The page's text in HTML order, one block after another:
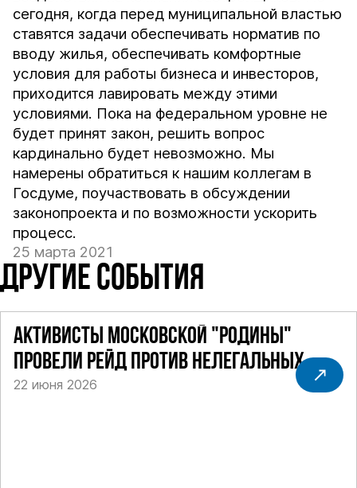
сегодня, когда перед муниципальной властью
ставятся задачи обеспечивать норматив по
вводу жилья, обеспечивать комфортные
условия для работы бизнеса и инвесторов,
приходится лавировать между этими
условиями. Пока на федеральном уровне не
будет принят закон, решить вопрос
кардинально будет невозможно. Мы
намерены обратиться к нашим коллегам в
Госдуме, поучаствовать в обсуждении
законопроекта и по возможности ускорить
процесс.
25 марта 2021
ДРУГИЕ СОБЫТИЯ
АКТИВИСТЫ МОСКОВСКОЙ "РОДИНЫ"
ПРОВЕЛИ РЕЙД ПРОТИВ НЕЛЕГАЛЬНЫХ
ТАКСИ
22 июня 2026